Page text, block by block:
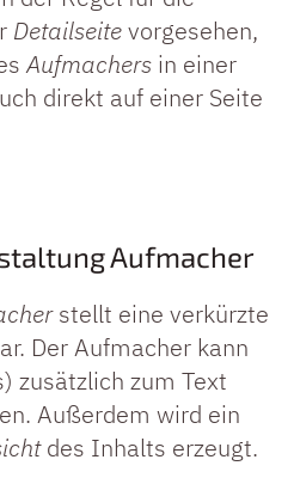
Detailseitevorgesehen,
Aufmachers in einer
direkt auf einer Seite
Aufmacher
stellt eine verkürzte
Der Aufmacher kann
zusätzlich zum Text
Außerdem wird ein
des Inhalts erzeugt.